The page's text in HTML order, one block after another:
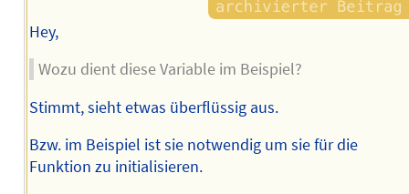
Hey,
Wozu dient diese Variable im Beispiel?
Stimmt, sieht etwas überflüssig aus.
Bzw. im Beispiel ist sie notwendig um sie für die
Funktion zu initialisieren.